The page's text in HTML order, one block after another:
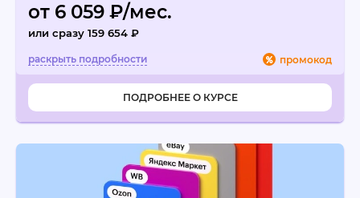
от 6 059 ₽/мес.
или сразу 159 654 ₽
промокод
ПОДРОБНЕЕ О КУРСЕ